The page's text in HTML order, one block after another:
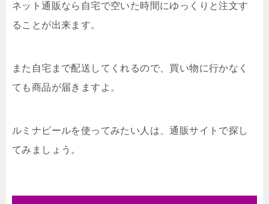
ネット通販なら自宅で空いた時間にゆっくりと注文す
ることが出来ます。
また自宅まで配送してくれるので、買い物に行かなく
ても商品が届きますよ。
ルミナピールを使ってみたい人は、通販サイトで探し
てみましょう。